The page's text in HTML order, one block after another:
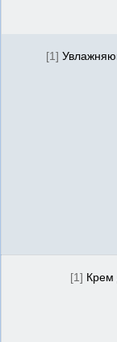
[1]
[1] Крем